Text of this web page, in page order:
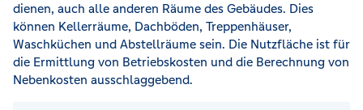
dienen, auch alle anderen Räume des Gebäudes. Dies
können Kellerräume, Dachböden, Treppenhäuser,
Waschküchen und Abstellräume sein. Die Nutzfläche ist für
die Ermittlung von Betriebskosten und die Berechnung von
Nebenkosten ausschlaggebend.